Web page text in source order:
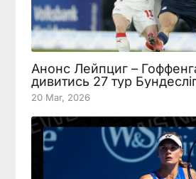
Анонс Лейпциг –
дивитись 27 тур
20 Mar, 2026